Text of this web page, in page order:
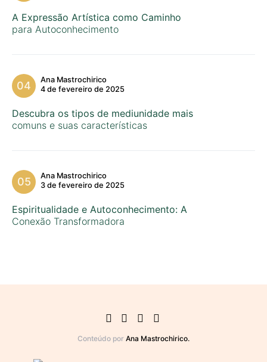
A Expressão Artística como Caminho
para Autoconhecimento
Ana Mastrochirico
4 de fevereiro de 2025
Descubra os tipos de mediunidade mais
comuns e suas características
Ana Mastrochirico
3 de fevereiro de 2025
Espiritualidade e Autoconhecimento: A
Conexão Transformadora
Conteúdo por Ana Mastrochirico.